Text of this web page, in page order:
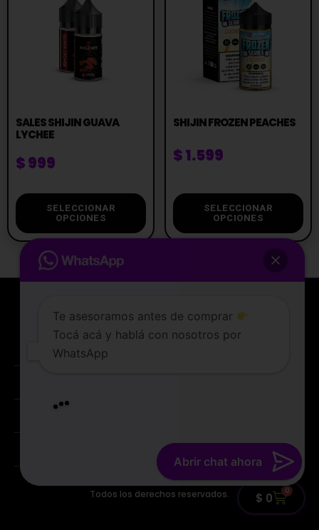
$ 0 0
SALES SHIJIN GUAVA
LYCHEE
$999
SELECCIONAR
OPCIONES
SHIJIN FROZEN PEACHES
$1.599
SELECCIONAR
OPCIONES
La tienda de vapeo mejor valorada de Uruguay.
TERMINOS Y CONDICIONES
© 2022 TIENDAVAPER.UY
Todos los derechos reservados.
Te asesoramos antes de comprar
Tocá acá y hablá con nosotros por
WhatsApp
Entregamos en el dia
Abrir chat ahora